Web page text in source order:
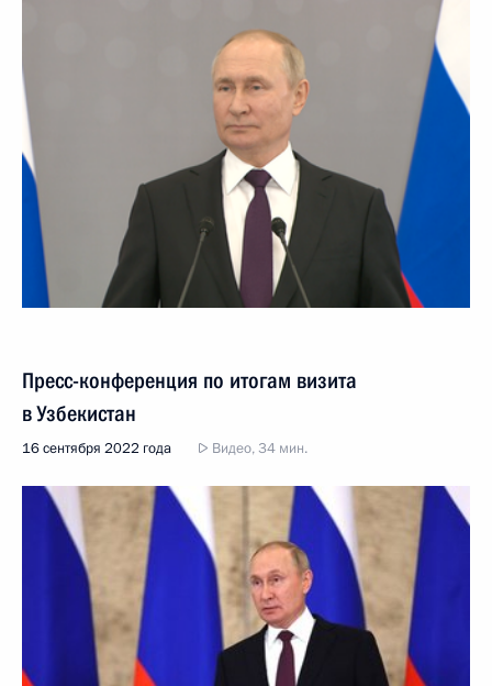
Пресс-конференция по итогам визита
в Узбекистан
16 сентября 2022 года Видео, 34 мин.